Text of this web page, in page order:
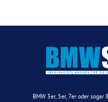
BMW 3er, 5er, 7er oder